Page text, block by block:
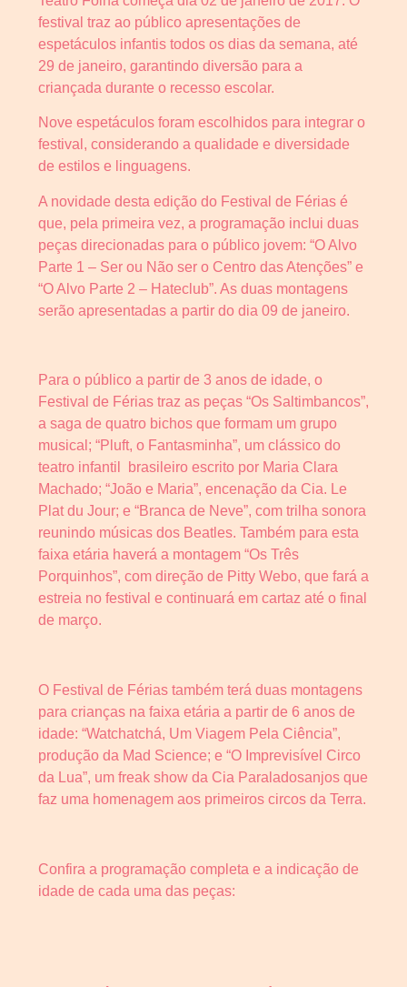
festival traz ao público apresentações de
espetáculos infantis todos os dias da semana, até
29 de janeiro, garantindo diversão para a
criançada durante o recesso escolar.
Nove espetáculos foram escolhidos para integrar o
festival, considerando a qualidade e diversidade
de estilos e linguagens.
A novidade desta edição do Festival de Férias é
que, pela primeira vez, a programação inclui duas
peças direcionadas para o público jovem: “O Alvo
Parte 1 – Ser ou Não ser o Centro das Atenções” e
“O Alvo Parte 2 – Hateclub”. As duas montagens
serão apresentadas a partir do dia 09 de janeiro.
Para o público a partir de 3 anos de idade, o
Festival de Férias traz as peças “Os Saltimbancos”,
a saga de quatro bichos que formam um grupo
musical; “Pluft, o Fantasminha”, um clássico do
teatro infantil brasileiro escrito por Maria Clara
Machado; “João e Maria”, encenação da Cia. Le
Plat du Jour; e “Branca de Neve”, com trilha sonora
reunindo músicas dos Beatles. Também para esta
faixa etária haverá a montagem “Os Três
Porquinhos”, com direção de Pitty Webo, que fará a
estreia no festival e continuará em cartaz até o final
de março.
O Festival de Férias também terá duas montagens
para crianças na faixa etária a partir de 6 anos de
idade: “Watchatchá, Um Viagem Pela Ciência”,
produção da Mad Science; e “O Imprevisível Circo
da Lua”, um freak show da Cia Paraladosanjos que
faz uma homenagem aos primeiros circos da Terra.
Confira a programação completa e a indicação de
idade de cada uma das peças: